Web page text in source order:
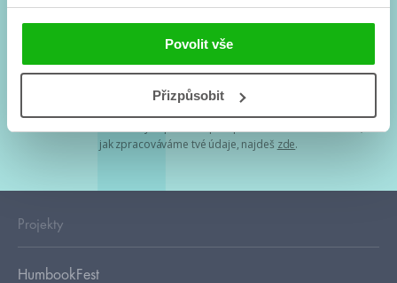
Povolit vše
Přizpůsobit
Souhlasím spodmínkami zpracování osobních údajů
Tvá e-mailová adresa je u nás v bezpečí. Přečti si
jak zpracováváme tvé údaje, najdeš zde.
Projekty
HumbookFest